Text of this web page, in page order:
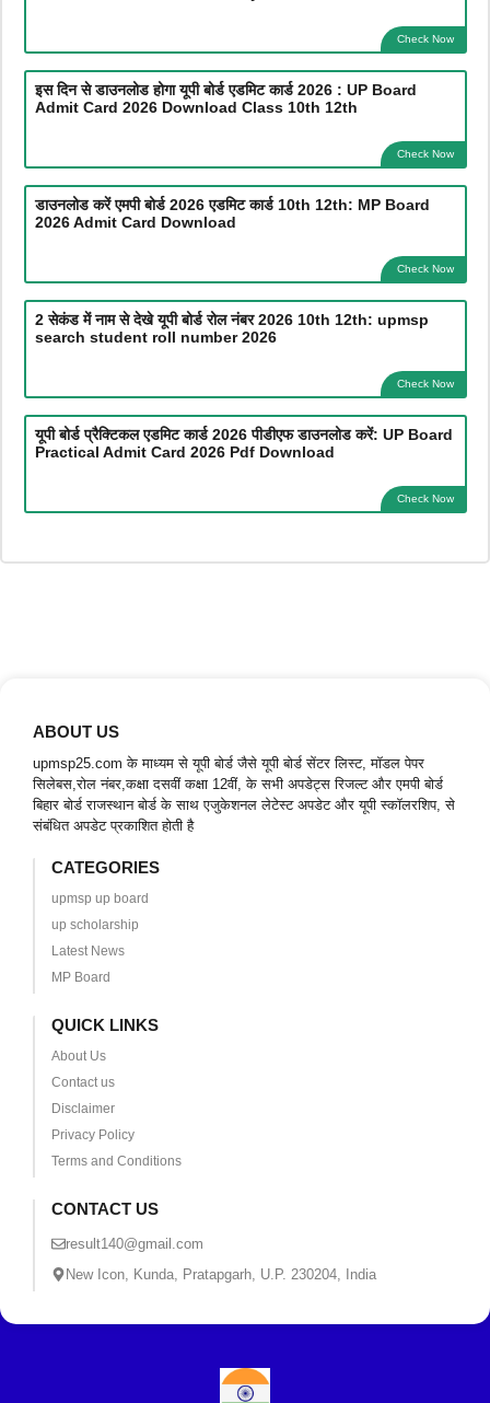
Check Now
इस दिन से डाउनलोड होगा यूपी बोर्ड एडमिट कार्ड 2026 : UP Board
Admit Card 2026 Download Class 10th 12th
Check Now
डाउनलोड करें एमपी बोर्ड 2026 एडमिट कार्ड 10th 12th: MP Board
2026 Admit Card Download
Check Now
2 सेकंड में नाम से देखे यूपी बोर्ड रोल नंबर 2026 10th 12th: upmsp
search student roll number 2026
Check Now
यूपी बोर्ड प्रैक्टिकल एडमिट कार्ड 2026 पीडीएफ डाउनलोड करें: UP Board
Practical Admit Card 2026 Pdf Download
Check Now
ABOUT US
upmsp25.com के माध्यम से यूपी बोर्ड जैसे यूपी बोर्ड सेंटर लिस्ट, मॉडल पेपर
सिलेबस,रोल नंबर,कक्षा दसवीं कक्षा 12वीं, के सभी अपडेट्स रिजल्ट और एमपी बोर्ड
बिहार बोर्ड राजस्थान बोर्ड के साथ एजुकेशनल लेटेस्ट अपडेट और यूपी स्कॉलरशिप, से
संबंधित अपडेट प्रकाशित होती है
CATEGORIES
upmsp up board
up scholarship
Latest News
MP Board
QUICK LINKS
About Us
Contact us
Disclaimer
Privacy Policy
Terms and Conditions
CONTACT US
result140@gmail.com
New Icon, Kunda, Pratapgarh, U.P. 230204, India